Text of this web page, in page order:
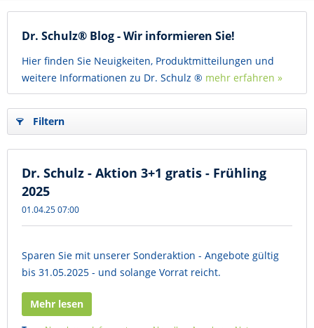
Dr. Schulz® Blog - Wir informieren Sie!
Hier finden Sie Neuigkeiten, Produktmitteilungen und
weitere Informationen zu Dr. Schulz ® mehr erfahren »
Filtern
Dr. Schulz - Aktion 3+1 gratis - Frühling
2025
01.04.25 07:00
Sparen Sie mit unserer Sonderaktion - Angebote gültig
bis 31.05.2025 - und solange Vorrat reicht.
Mehr lesen